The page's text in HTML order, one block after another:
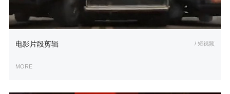
电影片段剪辑 / 短视频
MORE